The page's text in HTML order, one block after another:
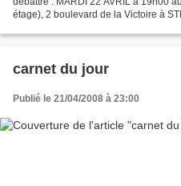
étage), 2 boulevard de la Victoire à
carnet du jour
Publié le 21/04/2008 à 23:00